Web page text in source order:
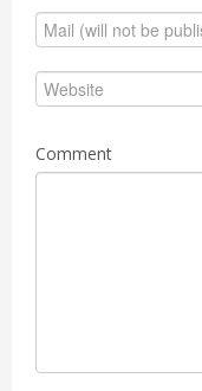
Comment